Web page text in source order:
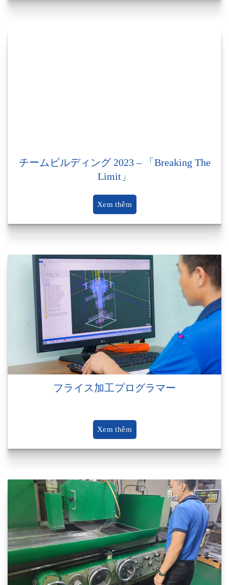
チームビルディング 2023 – 「Breaking The
Limit」
Xem thêm
フライス加工プログラマー
Xem thêm